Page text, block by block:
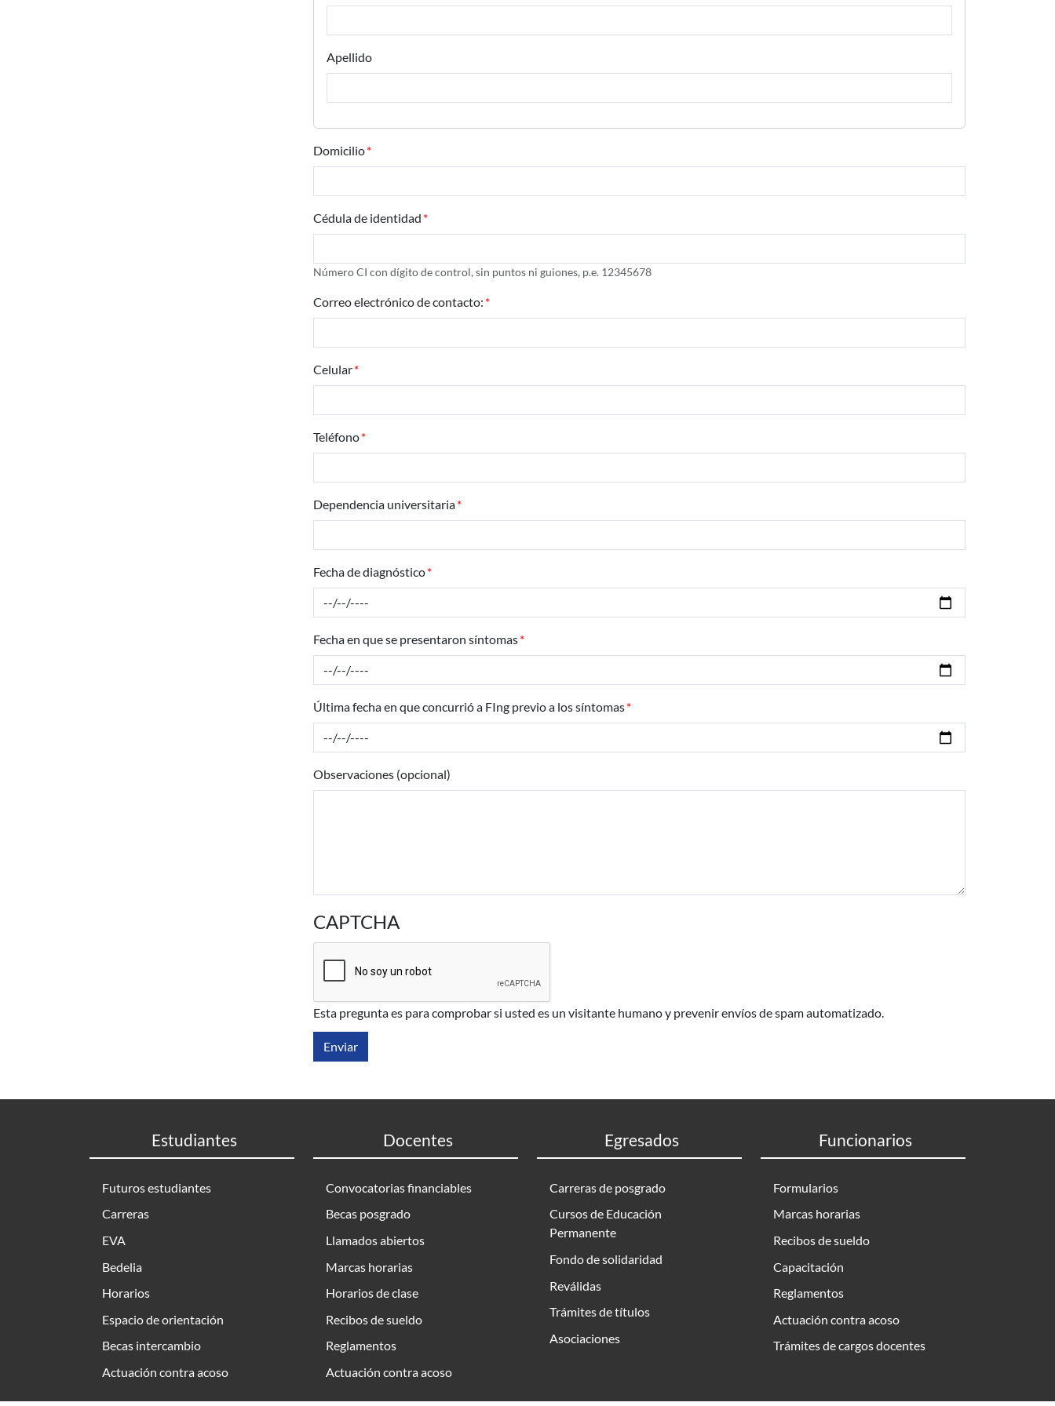
Apellido
Domicilio
Cédula de identidad
Número CI con dígito de control, sin puntos ni guiones, p.e. 12345678
Correo electrónico de contacto:
Celular
Teléfono
Dependencia universitaria
Fecha de diagnóstico
Fecha en que se presentaron síntomas
Última fecha en que concurrió a FIng previo a los síntomas
Observaciones (opcional)
CAPTCHA
Esta pregunta es para comprobar si usted es un visitante humano y prevenir envíos de spam automatizado.
Estudiantes
Futuros estudiantes
Carreras
EVA
Bedelia
Horarios
Espacio de orientación
Becas intercambio
Actuación contra acoso
Docentes
Convocatorias financiables
Becas posgrado
Llamados abiertos
Marcas horarias
Horarios de clase
Recibos de sueldo
Reglamentos
Actuación contra acoso
Egresados
Carreras de posgrado
Cursos de Educación
Permanente
Fondo de solidaridad
Reválidas
Trámites de títulos
Asociaciones
Funcionarios
Formularios
Marcas horarias
Recibos de sueldo
Capacitación
Reglamentos
Actuación contra acoso
Trámites de cargos docentes